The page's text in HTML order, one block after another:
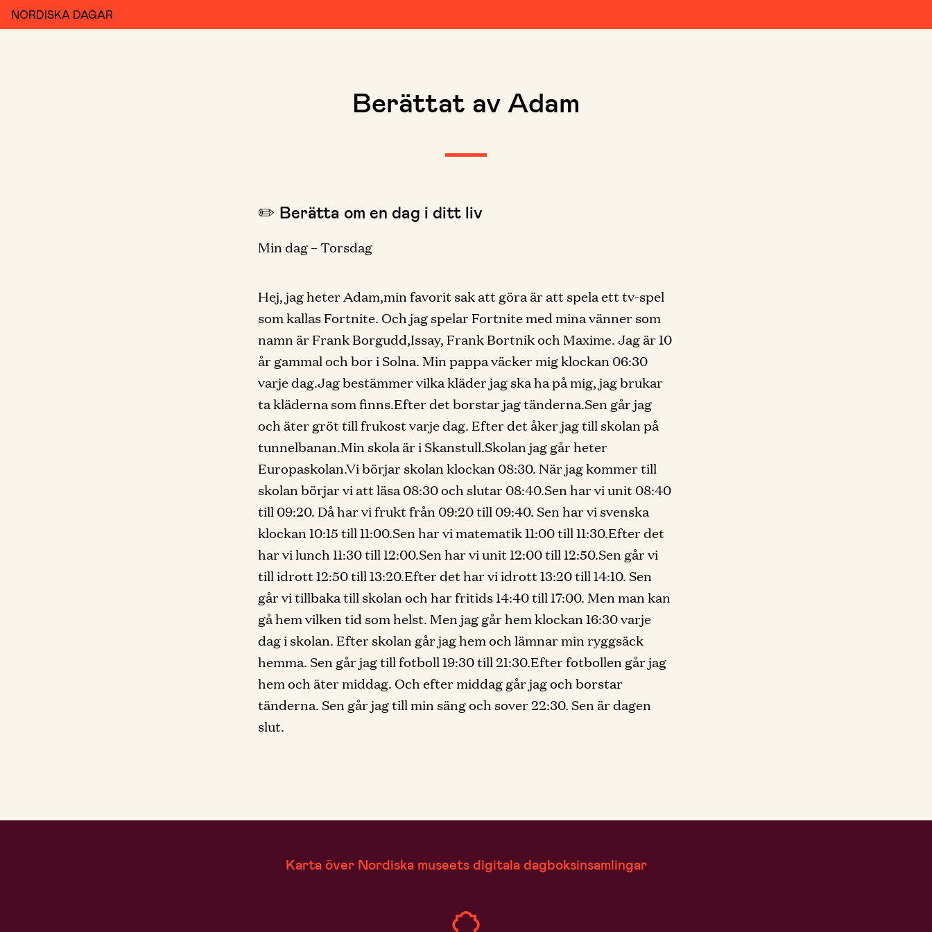
NORDISKA DAGAR
Berättat av Adam
✏️ Berätta om en dag i ditt liv
Min dag – Torsdag
Hej, jag heter Adam,min favorit sak att göra är att spela ett tv-spel
som kallas Fortnite. Och jag spelar Fortnite med mina vänner som
namn är Frank Borgudd,Issay, Frank Bortnik och Maxime. Jag är 10
år gammal och bor i Solna. Min pappa väcker mig klockan 06:30
varje dag.Jag bestämmer vilka kläder jag ska ha på mig, jag brukar
ta kläderna som finns.Efter det borstar jag tänderna.Sen går jag
och äter gröt till frukost varje dag. Efter det åker jag till skolan på
tunnelbanan.Min skola är i Skanstull.Skolan jag går heter
Europaskolan.Vi börjar skolan klockan 08:30. När jag kommer till
skolan börjar vi att läsa 08:30 och slutar 08:40.Sen har vi unit 08:40
till 09:20. Då har vi frukt från 09:20 till 09:40. Sen har vi svenska
klockan 10:15 till 11:00.Sen har vi matematik 11:00 till 11:30.Efter det
har vi lunch 11:30 till 12:00.Sen har vi unit 12:00 till 12:50.Sen går vi
till idrott 12:50 till 13:20.Efter det har vi idrott 13:20 till 14:10. Sen
går vi tillbaka till skolan och har fritids 14:40 till 17:00. Men man kan
gå hem vilken tid som helst. Men jag går hem klockan 16:30 varje
dag i skolan. Efter skolan går jag hem och lämnar min ryggsäck
hemma. Sen går jag till fotboll 19:30 till 21:30.Efter fotbollen går jag
hem och äter middag. Och efter middag går jag och borstar
tänderna. Sen går jag till min säng och sover 22:30. Sen är dagen
slut.
Karta över Nordiska museets digitala dagboksinsamlingar